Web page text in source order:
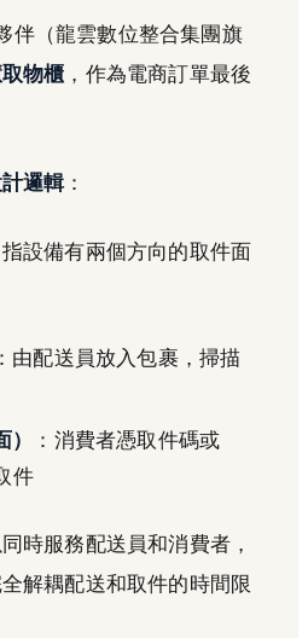
伴（龍雲數位整合集團旗
物櫃 ，作為電商訂單最後
邏輯：
設備有兩個方向的取件面
：由配送員放入包裹，掃描
：消費者憑取件碼或
件
時服務配送員和消費者，
解耦配送和取件的時間限